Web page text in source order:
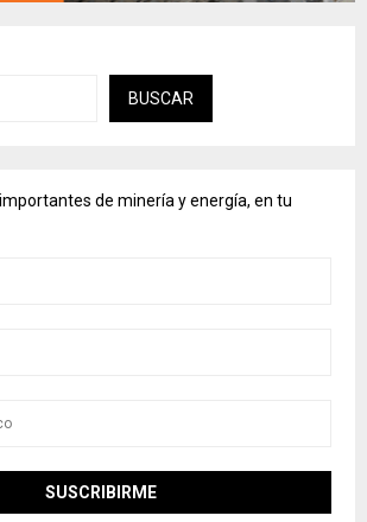
BUSCAR
de minería y energía, en tu